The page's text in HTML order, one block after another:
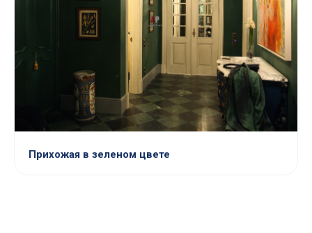
Прихожая в зеленом цвете